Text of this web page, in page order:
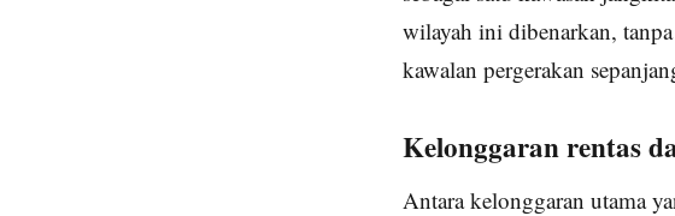
wilayah ini dibenarkan,
kawalan pergerakan
Kelonggaran rentas
Antara kelonggaran utama